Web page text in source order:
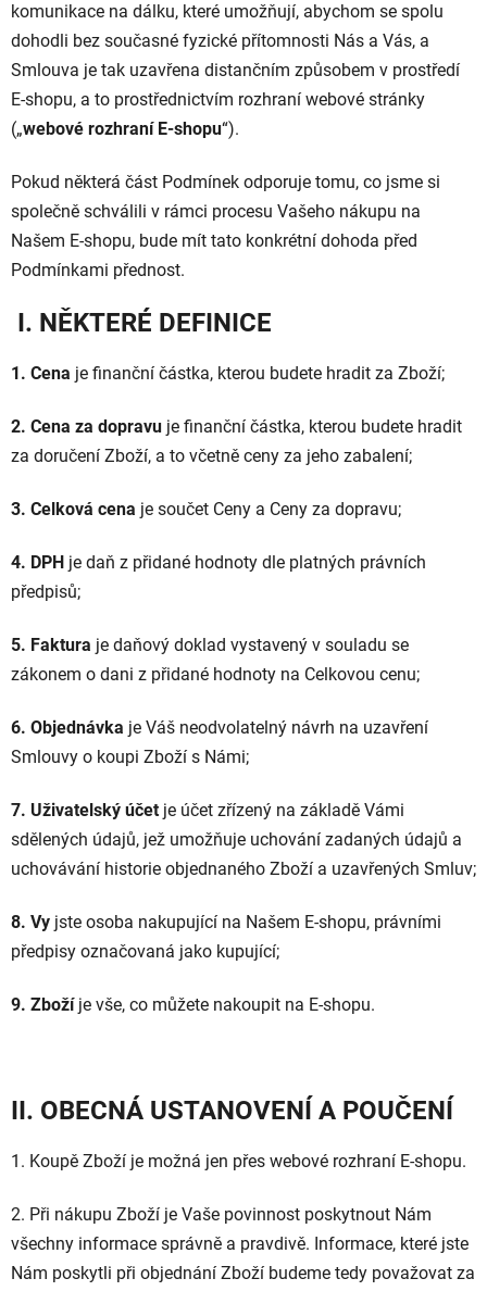
komunikace na dálku, které umožňují, abychom se spolu
dohodli bez současné fyzické přítomnosti Nás a Vás, a
Smlouva je tak uzavřena distančním způsobem v prostředí
E-shopu, a to prostřednictvím rozhraní webové stránky
(„webové rozhraní E-shopu“).
Pokud některá část Podmínek odporuje tomu, co jsme si
společně schválili v rámci procesu Vašeho nákupu na
Našem E-shopu, bude mít tato konkrétní dohoda před
Podmínkami přednost.
I. NĚKTERÉ DEFINICE
1. Cena je finanční částka, kterou budete hradit za Zboží;
2. Cena za dopravu je finanční částka, kterou budete hradit
za doručení Zboží, a to včetně ceny za jeho zabalení;
3. Celková cena je součet Ceny a Ceny za dopravu;
4. DPH je daň z přidané hodnoty dle platných právních
předpisů;
5. Faktura je daňový doklad vystavený v souladu se
zákonem o dani z přidané hodnoty na Celkovou cenu;
6. Objednávka je Váš neodvolatelný návrh na uzavření
Smlouvy o koupi Zboží s Námi;
7. Uživatelský účet je účet zřízený na základě Vámi
sdělených údajů, jež umožňuje uchování zadaných údajů a
uchovávání historie objednaného Zboží a uzavřených Smluv;
8. Vy jste osoba nakupující na Našem E-shopu, právními
předpisy označovaná jako kupující;
9. Zbožíje vše, co můžete nakoupit na E-shopu.
II. OBECNÁ USTANOVENÍ A POUČENÍ
1. Koupě Zboží je možná jen přes webové rozhraní E-shopu.
2. Při nákupu Zboží je Vaše povinnost poskytnout Nám
všechny informace správně a pravdivě. Informace, které jste
Nám poskytli při objednání Zboží budeme tedy považovat za